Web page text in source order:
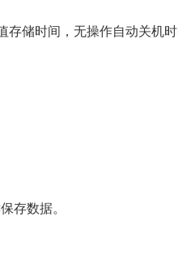
存储时间，无操作自动关机
存数据。